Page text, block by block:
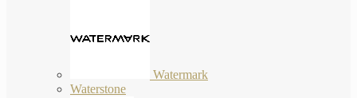
Watermark
Waterstone